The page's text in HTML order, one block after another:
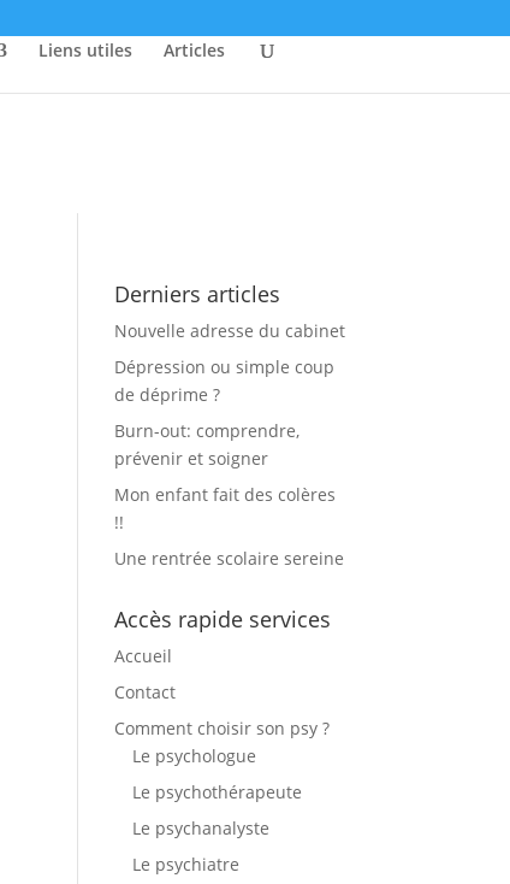
Liens utiles Articles
Derniers articles
Nouvelle adresse du cabinet
Dépression ou simple coup
de déprime ?
Burn-out: comprendre,
prévenir et soigner
Mon enfant fait des colères
!!
Une rentrée scolaire sereine
Accès rapide services
Accueil
Contact
Comment choisir son psy ?
Le psychologue
Le psychothérapeute
Le psychanalyste
Le psychiatre